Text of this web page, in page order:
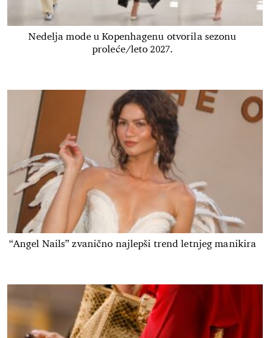
Nedelja mode u Kopenhagenu otvorila sezonu
proleće/leto 2027.
“Angel Nails” zvanično najlepši trend letnjeg manikira